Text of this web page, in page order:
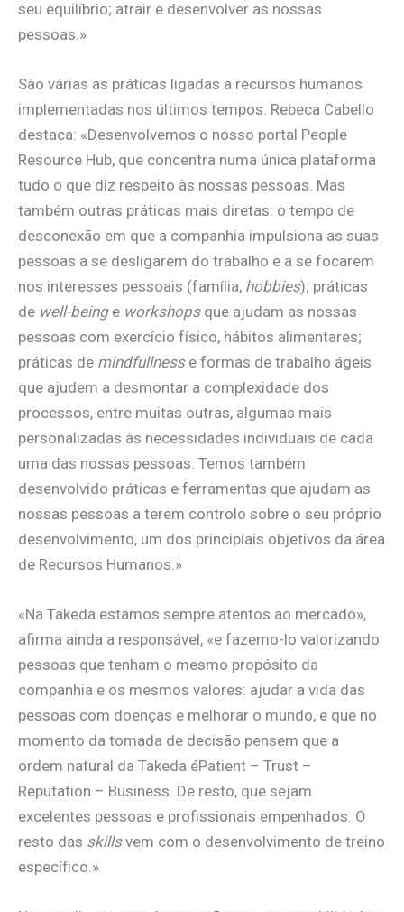
seu equilíbrio; atrair e desenvolver as nossas
pessoas.»
São várias as práticas ligadas a recursos humanos
implementadas nos últimos tempos. Rebeca Cabello
destaca: «Desenvolvemos o nosso portal People
Resource Hub, que concentra numa única plataforma
tudo o que diz respeito às nossas pessoas. Mas
também outras práticas mais diretas: o tempo de
desconexão em que a companhia impulsiona as suas
pessoas a se desligarem do trabalho e a se focarem
nos interesses pessoais (família, hobbies); práticas
de well-beinge workshopsque ajudam as nossas
pessoas com exercício físico, hábitos alimentares;
práticas de mindfullnesse formas de trabalho ágeis
que ajudem a desmontar a complexidade dos
processos, entre muitas outras, algumas mais
personalizadas às necessidades individuais de cada
uma das nossas pessoas. Temos também
desenvolvido práticas e ferramentas que ajudam as
nossas pessoas a terem controlo sobre o seu próprio
desenvolvimento, um dos principiais objetivos da área
de Recursos Humanos.»
«Na Takeda estamos sempre atentos ao mercado»,
afirma ainda a responsável, «e fazemo-lo valorizando
pessoas que tenham o mesmo propósito da
companhia e os mesmos valores: ajudar a vida das
pessoas com doenças e melhorar o mundo, e que no
momento da tomada de decisão pensem que a
ordem natural da Takeda éPatient – Trust –
Reputation – Business. De resto, que sejam
excelentes pessoas e profissionais empenhados. O
resto das skillsvem com o desenvolvimento de treino
específico.»